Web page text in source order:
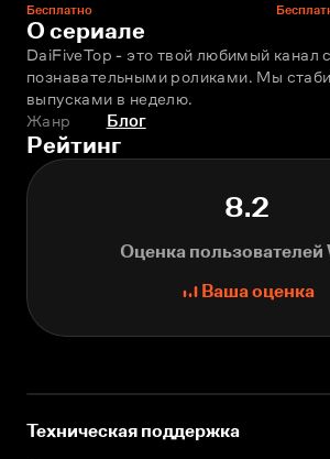
Бесплатно
О сериале
DaiFiveTop - это твой любимый канал
познавательными роликами. Мы
выпусками в неделю.
Жанр
Блог
Рейтинг
8.2
Оценка пользователей
Ваша оценка
Техническая поддержка